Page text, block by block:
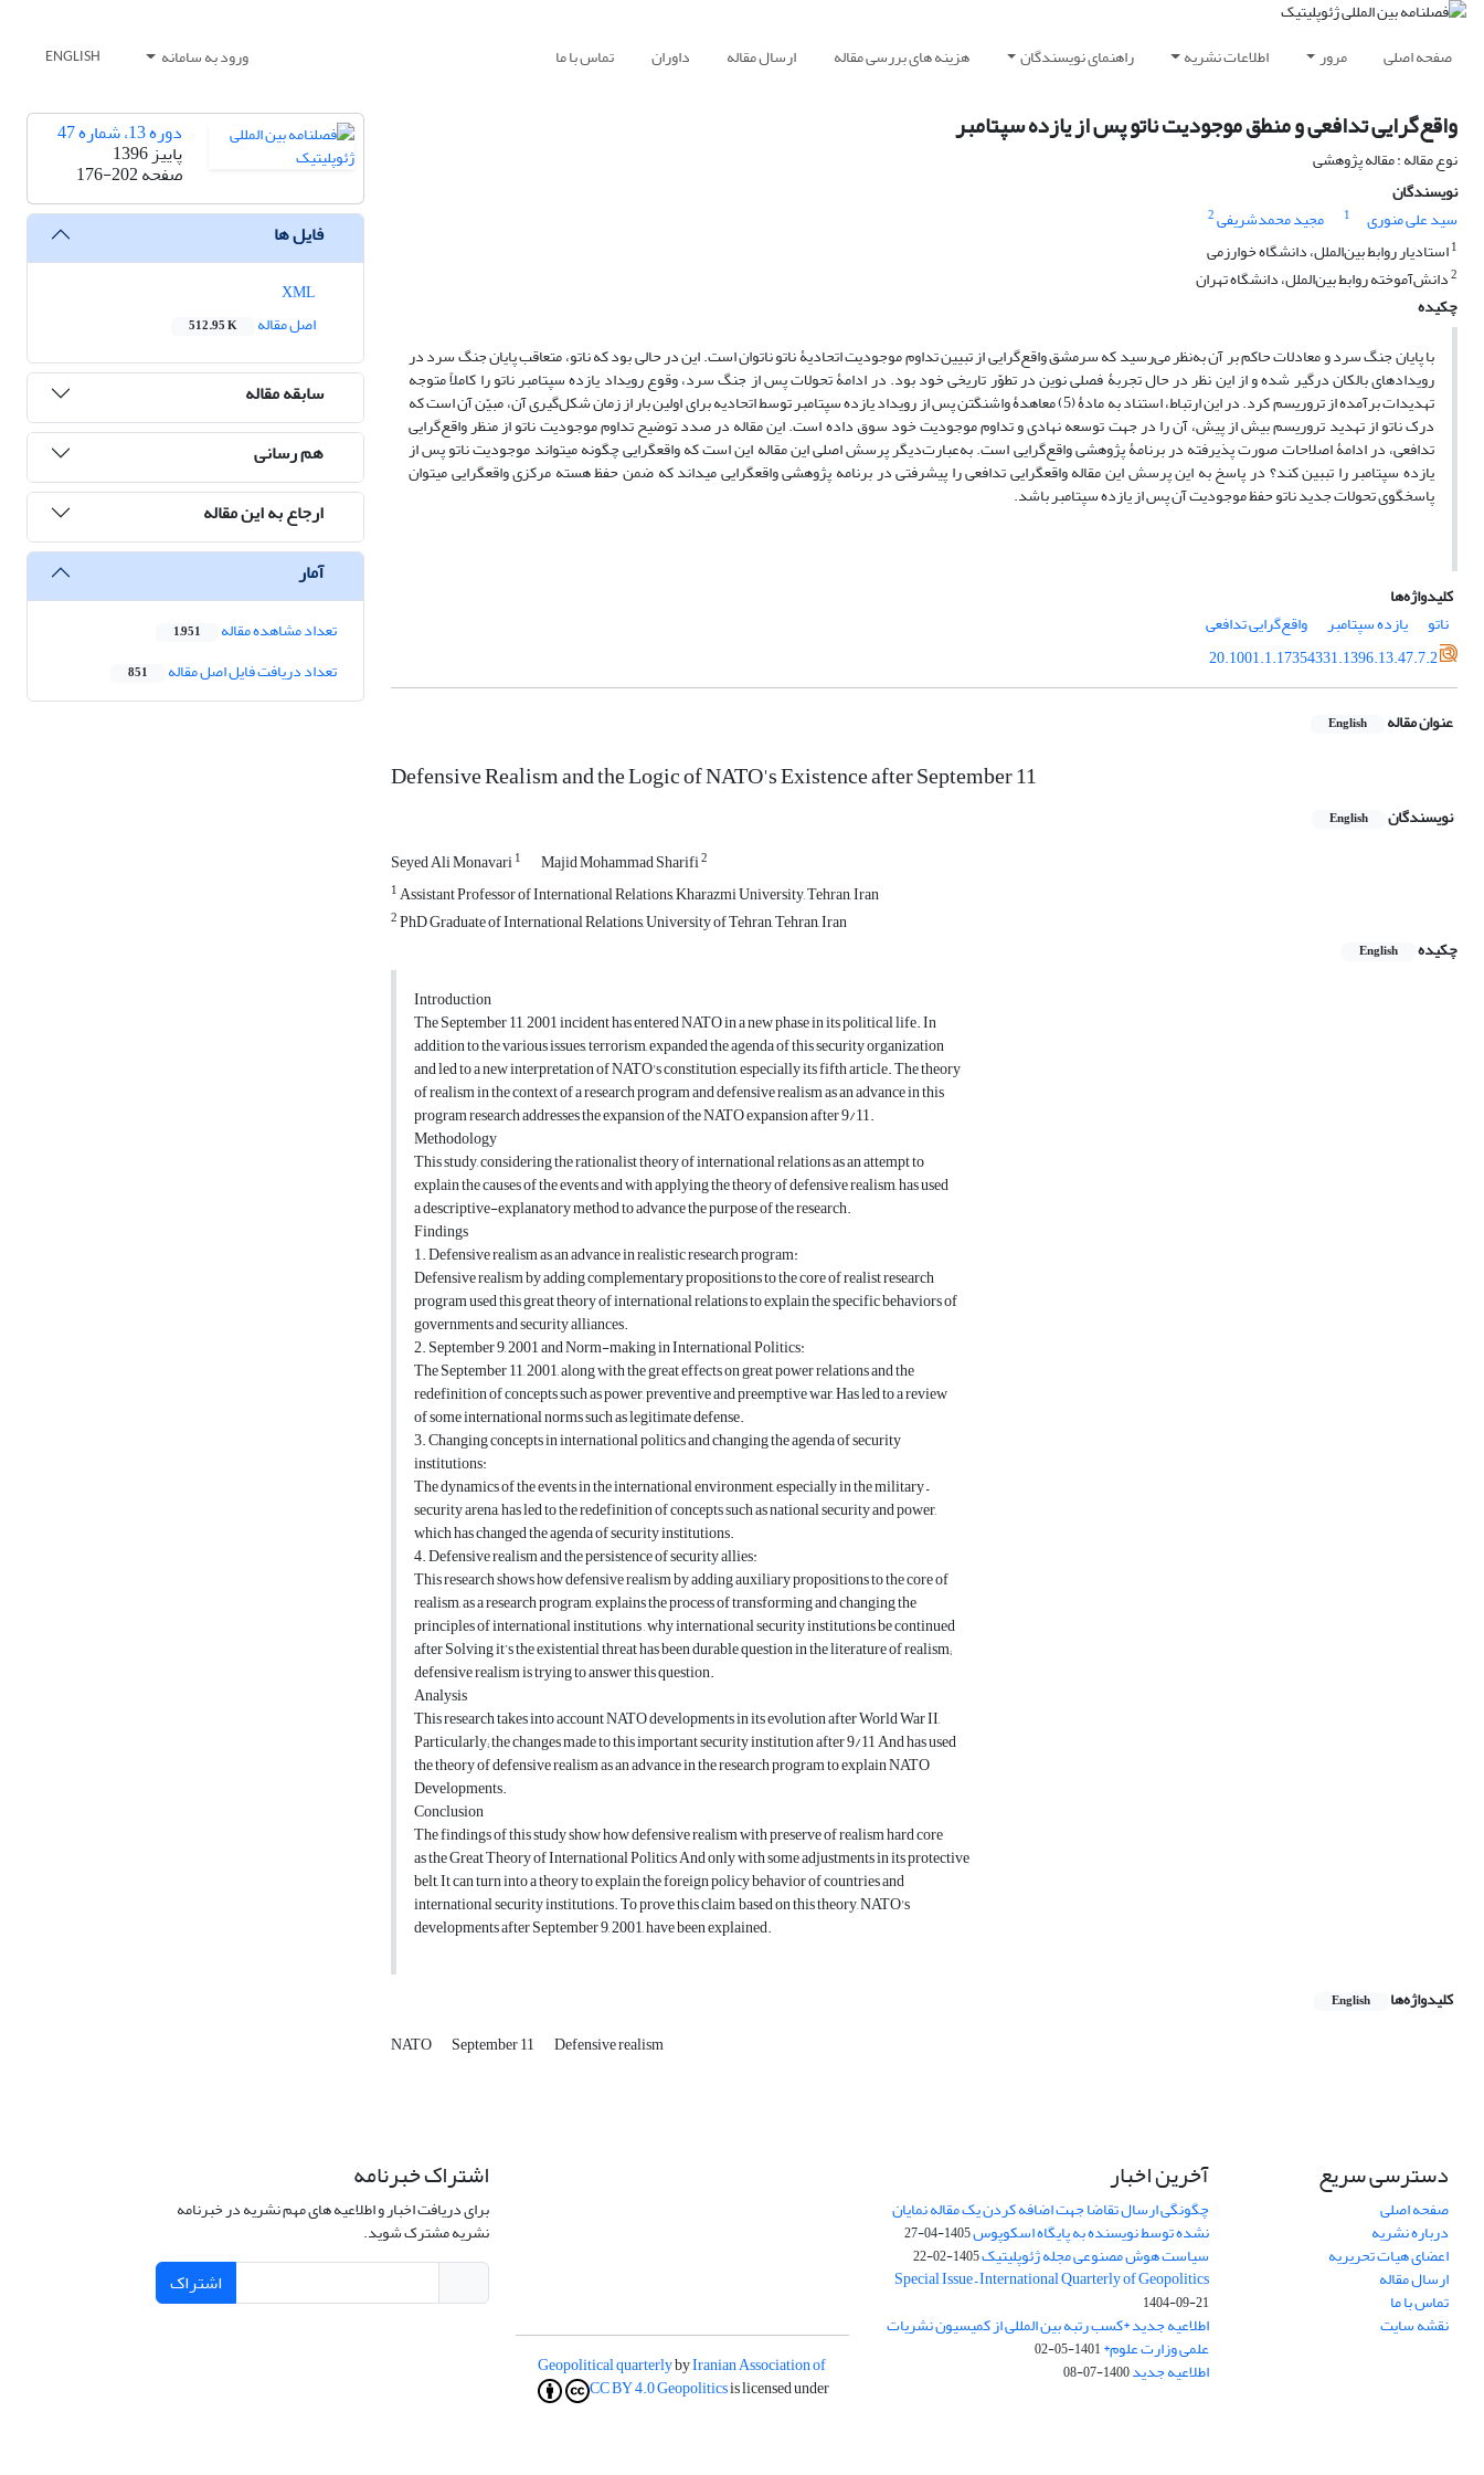
صفحه اصلی مرور اطلاعات نشریه راهنمای نویسندگان هزینه های بررسی مقاله ارسال مقاله داوران تماس با ما ورود به سامانه ENGLISH
واقع‌گرایی تدافعی و منطق موجودیت ناتو پس از یازده سپتامبر
نوع مقاله : مقاله پژوهشی
نویسندگان
سید علی منوری
1 مجید محمدشریفی2
1استادیار روابط بین‌الملل، دانشگاه خوارزمی
2دانش‌‌آموخته روابط بین‌الملل، دانشگاه تهران
چکیده
با پایان جنگ سرد و معادلات حاکم بر آن به‌نظر می‌رسید که سرمشق واقع‌گرایی از تبیین تداوم موجودیت اتحادیۀ ناتو ناتوان است. این در حالی بود که ناتو، متعاقب پایان جنگ سرد در
رویدادهای بالکان درگیر شده و از این نظر در حال تجربۀ فصلی نوین در تطوّر تاریخی خود بود. در ادامۀ تحولات پس از جنگ سرد، وقوع رویداد یازده سپتامبر ناتو را کاملاً متوجه
تهدیدات برآمده از تروریسم کرد. در این ارتباط، استناد به مادۀ (5) معاهدۀ واشنگتن پس از رویداد یازده سپتامبر توسط اتحادیه برای اولین بار از زمان شکل‌گیری آن، مبیّن آن است که
درک ناتو از تهدید تروریسم بیش از پیش، آن را در جهت توسعه نهادی و تداوم موجودیت خود سوق داده است. این مقاله در صدد توضیح تداوم موجودیت ناتو از منظر واقع‌گرایی
تدافعی، در ادامۀ اصلاحات صورت پذیرفته در برنامۀ پژوهشی واقع‌گرایی است. به‌عبارت‌دیگر پرسش اصلی این مقاله این است که واقع­گرایی چگونه می­تواند موجودیت ناتو پس از
یازده سپتامبر را تببین کند؟ در پاسخ به این پرسش این مقاله واقع­گرایی تدافعی را پیشرفتی در برنامه پژوهشی واقع­گرایی می­داند که ضمن حفظ هسته مرکزی واقع­گرایی می­توان
پاسخگوی تحولات جدید ناتو حفظ موجودیت آن پس از یازده سپتامبر باشد.
کلیدواژه‌ها
ناتو
یازده سپتامبر
واقع‌گرایی تدافعی
20.1001.1.17354331.1396.13.47.7.2
عنوان مقاله English
Defensive Realism and the Logic of NATO's Existence after September 11
نویسندگان English
Seyed Ali Monavari1 Majid Mohammad Sharifi2
1Assistant Professor of International Relations, Kharazmi University, Tehran, Iran
2PhD Graduate of International Relations, University of Tehran, Tehran, Iran
چکیده
English
Introduction
The September 11, 2001 incident has entered NATO in a new phase in its political life. In
addition to the various issues, terrorism, expanded the agenda of this security organization
and led to a new interpretation of NATO's constitution, especially its fifth article. The theory
of realism in the context of a research program and defensive realism as an advance in this
program research addresses the expansion of the NATO expansion after 9/11.
Methodology
This study, considering the rationalist theory of international relations as an attempt to
explain the causes of the events and with applying the theory of defensive realism, has used
a descriptive-explanatory method to advance the purpose of the research.
Findings
1. Defensive realism as an advance in realistic research program:
Defensive realism by adding complementary propositions to the core of realist research
program used this great theory of international relations to explain the specific behaviors of
governments and security alliances.
2. September 9, 2001 and Norm-making in International Politics:
The September 11, 2001, along with the great effects on great power relations and the
redefinition of concepts such as power, preventive and preemptive war, Has led to a review
of some international norms such as legitimate defense.
3. Changing concepts in international politics and changing the agenda of security
institutions:
The dynamics of the events in the international environment, especially in the military –
security arena, has led to the redefinition of concepts such as national security and power,
which has changed the agenda of security institutions.
4. Defensive realism and the persistence of security allies:
This research shows how defensive realism by adding auxiliary propositions to the core of
realism, as a research program, explains the process of transforming and changing the
principles of international institutions , why international security institutions be continued
after Solving it’s the existential threat has been durable question in the literature of realism;
defensive realism is trying to answer this question.
Analysis
This research takes into account NATO developments in its evolution after World War II,
Particularly; the changes made to this important security institution after 9/11 And has used
the theory of defensive realism as an advance in the research program to explain NATO
Developments.
Conclusion
The findings of this study show how defensive realism with preserve of realism hard core
as the Great Theory of International Politics And only with some adjustments in its protective
belt, It can turn into a theory to explain the foreign policy behavior of countries and
international security institutions. To prove this claim, based on this theory, NATO's
developments after September 9, 2001, have been explained.
کلیدواژه‌ها English
NATO September 11 Defensive realism
دوره 13، شماره 47
پاییز 1396
صفحه176-202
فایل ها
اصل مقاله
512.95 K
سابقه مقاله
هم رسانی
ارجاع به این مقاله
آمار
تعداد مشاهده مقاله 1,951
تعداد دریافت فایل اصل مقاله 851
دسترسی سریع
صفحه اصلی
درباره نشریه
اعضای هیات تحریریه
ارسال مقاله
تماس با ما
نقشه سایت
آخرین اخبار
چگونگی ارسال تقاضا جهت اضافه کردن یک مقاله نمایان
نشده توسط نویسنده به پایگاه اسکوپوس1405-04-27
سیاست هوش مصنوعی مجله ژئوپلیتیک1405-02-22
Special Issue – International Quarterly of Geopolitics
1404-09-21
اطلاعیه جدید *کسب رتبه بین المللی از کمیسیون نشریات
علمی وزارت علوم*1401-05-02
اطلاعیه جدید1400-07-08
Geopolitical quarterlybyIranian Association of
Geopoliticsis licensed under
CC BY 4.0
اشتراک خبرنامه
برای دریافت اخبار و اطلاعیه های مهم نشریه در خبرنامه
نشریه مشترک شوید.
اشتراک